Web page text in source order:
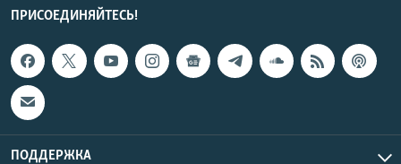
ПРИСОЕДИНЯЙТЕСЬ!
ПОДДЕРЖКА